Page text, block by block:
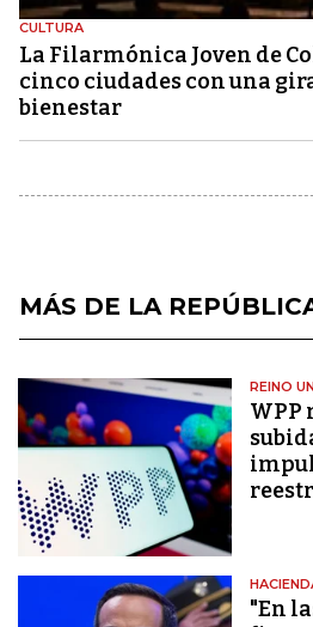
CULTURA
La Filarmónica Joven de
cinco ciudades con una
bienestar
MÁS DE LA
REINO
WPP
"En